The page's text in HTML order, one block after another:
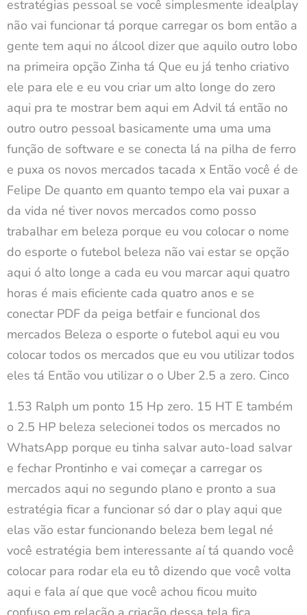
estratégias pessoal se você simplesmente idealplay
não vai funcionar tá porque carregar os bom então a
gente tem aqui no álcool dizer que aquilo outro lobo
na primeira opção Zinha tá Que eu já tenho criativo
ele para ele e eu vou criar um alto longe do zero
aqui pra te mostrar bem aqui em Advil tá então no
outro outro pessoal basicamente uma uma uma
função de software e se conecta lá na pilha de ferro
e puxa os novos mercados tacada x Então você é de
Felipe De quanto em quanto tempo ela vai puxar a
da vida né tiver novos mercados como posso
trabalhar em beleza porque eu vou colocar o nome
do esporte o futebol beleza não vai estar se opção
aqui ó alto longe a cada eu vou marcar aqui quatro
horas é mais eficiente cada quatro anos e se
conectar PDF da peiga betfair e funcional dos
mercados Beleza o esporte o futebol aqui eu vou
colocar todos os mercados que eu vou utilizar todos
eles tá Então vou utilizar o o Uber 2.5 a zero. Cinco
1.53 Ralph um ponto 15 Hp zero. 15 HT E também
o 2.5 HP beleza selecionei todos os mercados no
WhatsApp porque eu tinha salvar auto-load salvar
e fechar Prontinho e vai começar a carregar os
mercados aqui no segundo plano e pronto a sua
estratégia ficar a funcionar só dar o play aqui que
elas vão estar funcionando beleza bem legal né
você estratégia bem interessante aí tá quando você
colocar para rodar ela eu tô dizendo que você volta
aqui e fala aí que que você achou ficou muito